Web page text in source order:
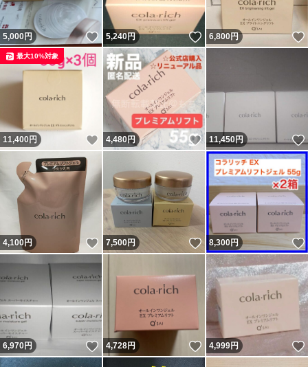
5,000円 いいね！
5,240円 いいね！
6,800円
11,400円 いいね！
最大10%対象
4,480円 いいね！
11,450円
4,100円 いいね！
7,500円 いいね！
8,300円
6,970円 いいね！
4,728円 いいね！
4,999円